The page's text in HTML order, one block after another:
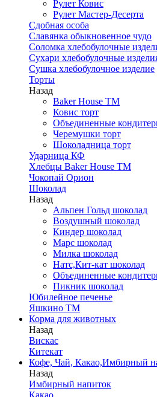
Рулет Ковис
Рулет Мастер-Десерта
Сдобная особа
Славянка обыкновенное чудо
Соломка хлебобулочные
Сухари хлебобулочные
Сушка хлебобулочное изделие
Торты
Назад
Baker House ТМ
Ковис торт
Объединенные
Черемушки торт
Шоколадница торт
Ударница КФ
Хлебцы Baker House ТМ
Чокопай Орион
Шоколад
Назад
Альпен Гольд шоколад
Воздушный шоколад
Киндер шоколад
Марс шоколад
Милка шоколад
Натс,Кит-кат шоколад
Объединенные
Пикник шоколад
Юбилейное печенье
Яшкино ТМ
Корма для животных
Назад
Вискас
Китекат
Кофе, Чай, Какао,Имбирный
Назад
Имбирный напиток
Какао